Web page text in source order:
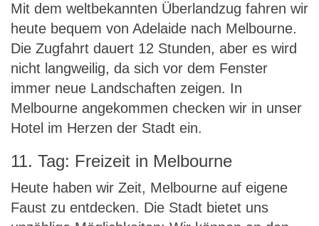
Mit dem weltbekannten Überlandzug fahren wir
heute bequem von Adelaide nach Melbourne.
Die Zugfahrt dauert 12 Stunden, aber es wird
nicht langweilig, da sich vor dem Fenster
immer neue Landschaften zeigen. In
Melbourne angekommen checken wir in unser
Hotel im Herzen der Stadt ein.
11. Tag: Freizeit in Melbourne
Heute haben wir Zeit, Melbourne auf eigene
Faust zu entdecken. Die Stadt bietet uns